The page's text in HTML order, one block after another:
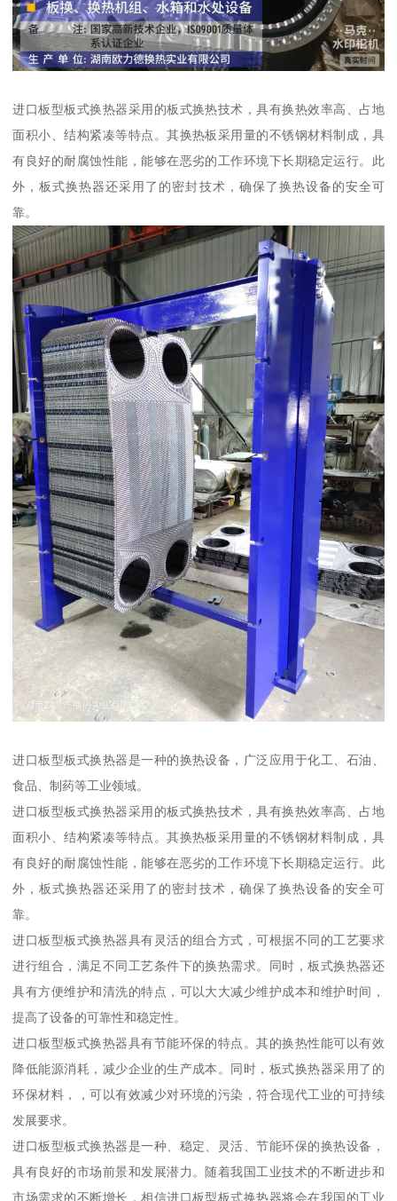
进口板型板式换热器采用的板式换热技术，具有换热效率高、占地
面积小、结构紧凑等特点。其换热板采用量的不锈钢材料制成，具
有良好的耐腐蚀性能，能够在恶劣的工作环境下长期稳定运行。此
外，板式换热器还采用了的密封技术，确保了换热设备的安全可
靠。
进口板型板式换热器是一种的换热设备，广泛应用于化工、石油、
食品、制药等工业领域。
进口板型板式换热器采用的板式换热技术，具有换热效率高、占地
面积小、结构紧凑等特点。其换热板采用量的不锈钢材料制成，具
有良好的耐腐蚀性能，能够在恶劣的工作环境下长期稳定运行。此
外，板式换热器还采用了的密封技术，确保了换热设备的安全可
靠。
进口板型板式换热器具有灵活的组合方式，可根据不同的工艺要求
进行组合，满足不同工艺条件下的换热需求。同时，板式换热器还
具有方便维护和清洗的特点，可以大大减少维护成本和维护时间，
提高了设备的可靠性和稳定性。
进口板型板式换热器具有节能环保的特点。其的换热性能可以有效
降低能源消耗，减少企业的生产成本。同时，板式换热器采用了的
环保材料，，可以有效减少对环境的污染，符合现代工业的可持续
发展要求。
进口板型板式换热器是一种、稳定、灵活、节能环保的换热设备，
具有良好的市场前景和发展潜力。随着我国工业技术的不断进步和
市场需求的不断增长，相信进口板型板式换热器将会在我国的工业